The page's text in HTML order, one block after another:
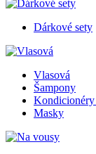
Dárkové sety
Vlasová
Šampony
Kondicionéry
Masky